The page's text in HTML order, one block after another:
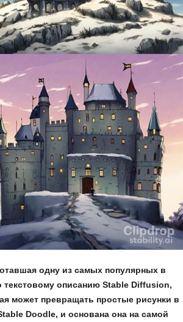
одну из самых популярных в
описанию Stable Diffusion,
может превращать простые рисунки в
Doodle, и основана она на самой